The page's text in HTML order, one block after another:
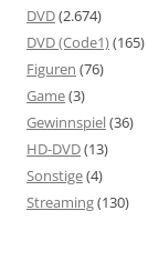
DVD(2.674)
DVD (Code1)(165)
Figuren (76)
Game(3)
Gewinnspiel(36)
HD-DVD(13)
Sonstige(4)
Streaming(130)